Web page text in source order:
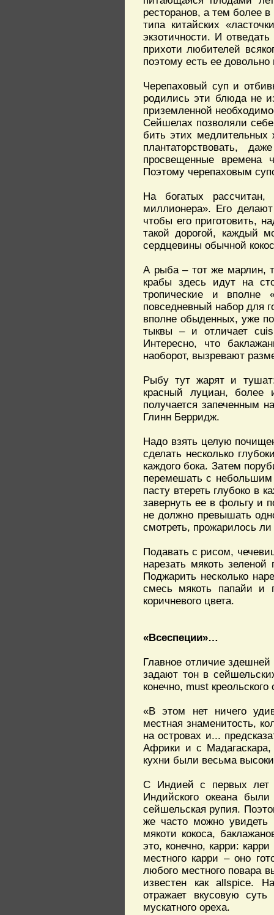
ресторанов, а тем более
типа китайских
экзотичности. И
прихоти любителей
поэтому есть ее довольно
Черепаховый суп и
родились эти блюда не
приземленной
Сейшелах позволяли себе
бить этих
плантаторствовать,
просвещенные времена
Поэтому черепаховым
На богатых
миллионера». Его
чтобы его приготовить,
такой дорогой, каждый
сердцевины обычной
А рыба – тот же марлин,
крабы здесь идут на
тропические и
повседневный набор для
вполне обыденных, уже
тыквы – и отличает
Интересно, что
наоборот, вызревают
Рыбу тут жарят и
красный луциан, более
получается запеченным
Глинн Берридж.
Надо взять целую
сделать несколько
каждого бока. Затем
перемешать с небольшим
пасту втереть глубоко в
завернуть ее в фольгу и
не должно превышать
смотреть, прожарилось
Подавать с рисом,
нарезать мякоть
Поджарить несколько
смесь мякоть папайи и
коричневого цвета.
«Всеспеции»…
Главное отличие
задают тон в
конечно, must
«В этом нет ничего
местная знаменитость,
на островах и...
Африки и с
кухни были весьма
С Индией с первых лет
Индийского океана
сейшельская рупия.
же часто можно
мякоти кокоса,
это, конечно, карри:
местного карри – оно
любого местного повара
известен как allspice.
отражает вкусовую
мускатного ореха.